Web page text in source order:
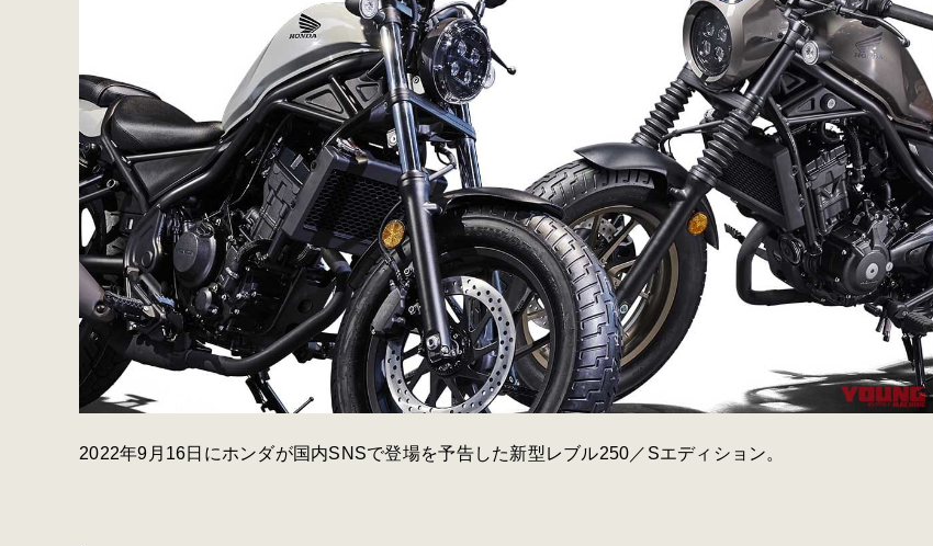
2022年9月16日にホンダが国内SNSで登場を予告した新型レブル250／Sエディション。